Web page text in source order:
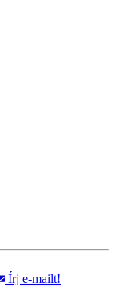
Írj e-mailt!